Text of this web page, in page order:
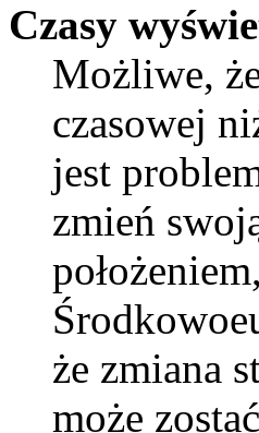
Czasy
Możliwe,
czasowej
jest
zmień
że zmiana
może